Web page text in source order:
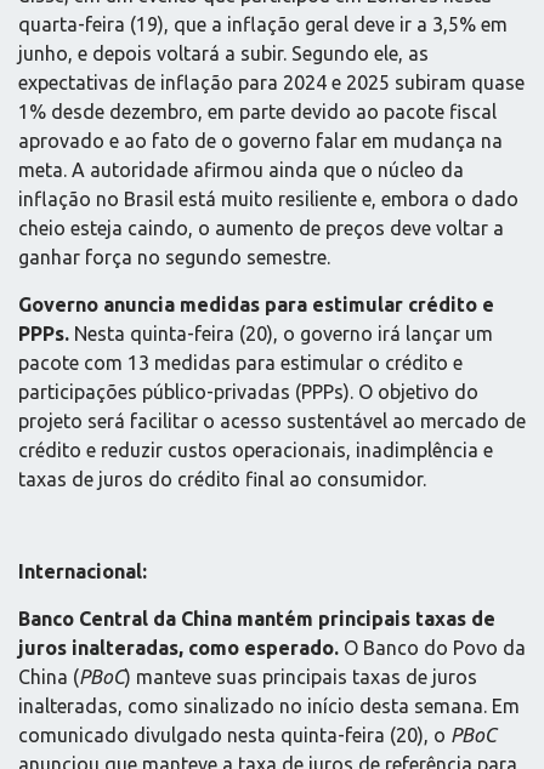
quarta-feira (19), que a inflação geral deve ir a 3,5% em
junho, e depois voltará a subir. Segundo ele, as
expectativas de inflação para 2024 e 2025 subiram quase
1% desde dezembro, em parte devido ao pacote fiscal
aprovado e ao fato de o governo falar em mudança na
meta. A autoridade afirmou ainda que o núcleo da
inflação no Brasil está muito resiliente e, embora o dado
cheio esteja caindo, o aumento de preços deve voltar a
ganhar força no segundo semestre.
Governo anuncia medidas para estimular crédito e
PPPs. Nesta quinta-feira (20), o governo irá lançar um
pacote com 13 medidas para estimular o crédito e
participações público-privadas (PPPs). O objetivo do
projeto será facilitar o acesso sustentável ao mercado de
crédito e reduzir custos operacionais, inadimplência e
taxas de juros do crédito final ao consumidor.
Internacional:
Banco Central da China mantém principais taxas de
juros inalteradas, como esperado. O Banco do Povo da
China (PBoC) manteve suas principais taxas de juros
inalteradas, como sinalizado no início desta semana. Em
comunicado divulgado nesta quinta-feira (20), o PBoC
anunciou que manteve a taxa de juros de referência para